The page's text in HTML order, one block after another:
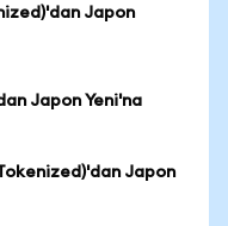
Japon
Japon Yeni'na
Japon